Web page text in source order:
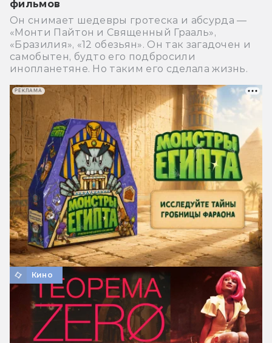
фильмов
Он снимает шедевры гротеска и абсурда —
«Монти Пайтон и Священный Грааль»,
«Бразилия», «12 обезьян». Он так загадочен и
самобытен, будто его подбросили
инопланетяне. Но таким его сделала жизнь.
Кино
РЕКЛАМА